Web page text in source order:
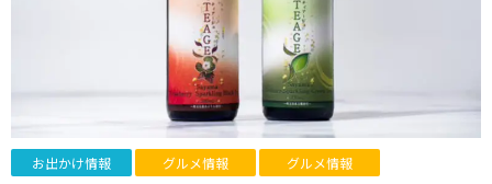
お出かけ情報 グルメ情報 グルメ情報